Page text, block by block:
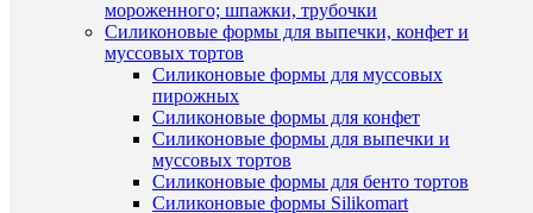
мороженного; шпажки, трубочки
Силиконовые формы для выпечки, конфет и
муссовых тортов
Силиконовые формы для муссовых
пирожных
Силиконовые формы для конфет
Силиконовые формы для выпечки и
муссовых тортов
Силиконовые формы для бенто тортов
Силиконовые формы Silikomart
труд»
шт